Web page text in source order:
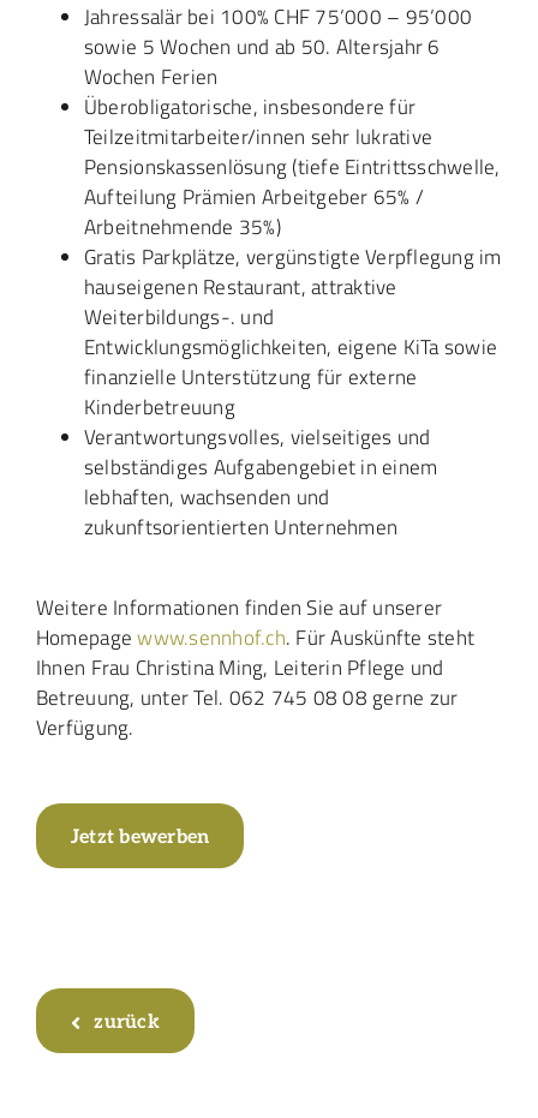
Jahressalär bei 100% CHF 75‘000 – 95‘000
sowie 5 Wochen und ab 50. Altersjahr 6
Wochen Ferien
Überobligatorische, insbesondere für
Teilzeitmitarbeiter/innen sehr lukrative
Pensionskassenlösung (tiefe Eintrittsschwelle,
Aufteilung Prämien Arbeitgeber 65% /
Arbeitnehmende 35%)
Gratis Parkplätze, vergünstigte Verpflegung im
hauseigenen Restaurant, attraktive
Weiterbildungs-. und
Entwicklungsmöglichkeiten, eigene KiTa sowie
finanzielle Unterstützung für externe
Kinderbetreuung
Verantwortungsvolles, vielseitiges und
selbständiges Aufgabengebiet in einem
lebhaften, wachsenden und
zukunftsorientierten Unternehmen
Weitere Informationen finden Sie auf unserer
Homepagewww.sennhof.ch. Für Auskünfte steht
Ihnen Frau Christina Ming, Leiterin Pflege und
Betreuung, unter Tel. 062 745 08 08 gerne zur
Verfügung.
Jetzt bewerben
zurück